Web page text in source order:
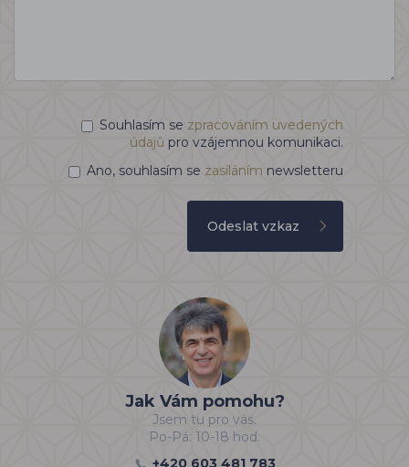
Souhlasím se zpracováním uvedených
údajů pro vzájemnou komunikaci.
Ano, souhlasím se zasíláním newsletteru
Odeslat vzkaz
Jak Vám pomohu?
Jsem tu pro vás.
Po-Pá: 10-18 hod.
+420 603 481 783